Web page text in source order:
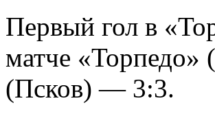
Первый гол в
матче
(Псков) — 3:3.